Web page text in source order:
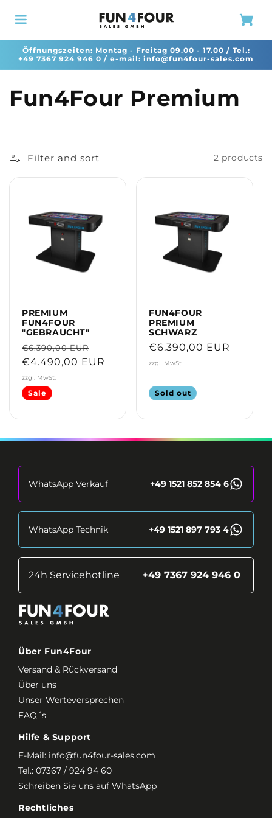
Skip to content Cart
Öffnungszeiten: Montag - Freitag 09.00 - 17.00 / Tel.:
+49 7367 924 946 0 / e-mail: info@fun4four-sales.com
C
l
o
n
Fun4Four Premium
Filter and sort 2 products
PREMIUM
FUN4FOUR
"GEBRAUCHT"
Regular
price
€6.390,00 EUR
price
€4.490,00 EUR
zzgl. MwSt.
Sale
FUN4FOUR
PREMIUM
SCHWARZ
Regular
price
€6.390,00 EUR
zzgl. MwSt.
Sold out
WhatsApp Verkauf +49 1521 852 854 6
WhatsApp Technik +49 1521 897 793 4
24h Servicehotline +49 7367 924 946 0
Über Fun4Four
Versand & Rückversand
Über uns
Unser Werteversprechen
FAQ´s
Hilfe & Support
E-Mail: info@fun4four-sales.com
Tel.: 07367 / 924 94 60
Schreiben Sie uns auf WhatsApp
Rechtliches